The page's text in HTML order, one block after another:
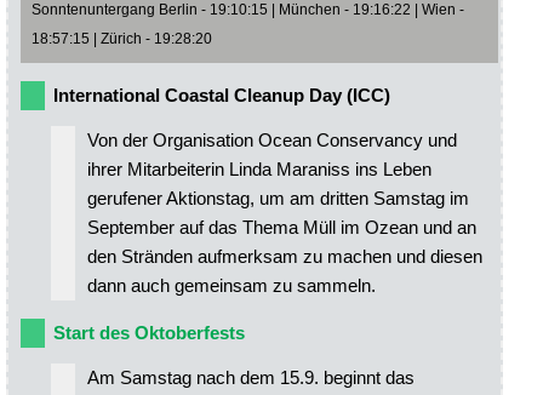
Sonntenuntergang Berlin - 19:10:15 | München - 19:16:22 | Wien -
18:57:15 | Zürich - 19:28:20
International Coastal Cleanup Day (ICC)
Von der Organisation Ocean Conservancy und
ihrer Mitarbeiterin Linda Maraniss ins Leben
gerufener Aktionstag, um am dritten Samstag im
September auf das Thema Müll im Ozean und an
den Stränden aufmerksam zu machen und diesen
dann auch gemeinsam zu sammeln.
Start des Oktoberfests
Am Samstag nach dem 15.9. beginnt das